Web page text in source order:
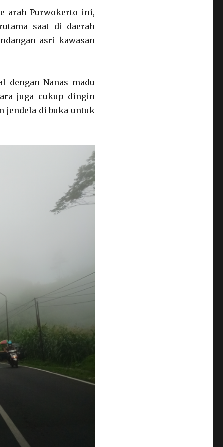
arah Purwokerto ini,
saat di daerah
asri kawasan
dengan Nanas madu
juga cukup dingin
jendela di buka untuk